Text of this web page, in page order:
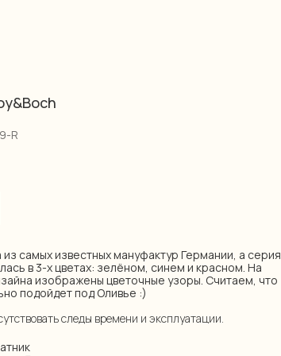
R
из самых известных мануфактур Германии, а серия
в 3-х цветах: зелёном, синем и красном. На
изображены цветочные узоры. Считаем, что
подойдет под Оливье :)
следы времени и эксплуатации.